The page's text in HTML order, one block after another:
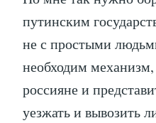
путинским
не с простыми
необходим
россияне и
уезжать и вывозить